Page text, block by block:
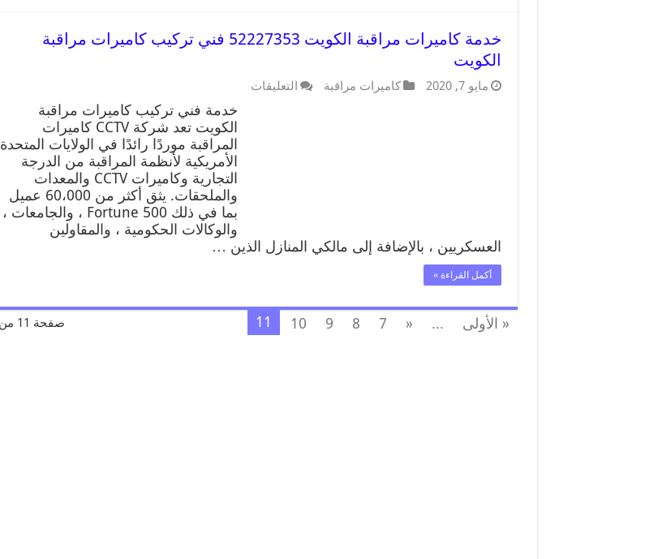
خدمة كاميرات مراقبة الكويت 52227353 فني تركيب كاميرات مراقبة
الكويت
مايو 7, 2020 كاميرات مراقبة التعليقات
خدمة فني تركيب كاميرات مراقبة
الكويت تعد شركة CCTV كاميرات
المراقبة موردًا رائدًا في الولايات المتحدة
الأمريكية لأنظمة المراقبة من الدرجة
التجارية وكاميرات CCTV والمعدات
والملحقات. يثق أكثر من 60،000 عميل
بما في ذلك Fortune 500 ، والجامعات ،
والوكالات الحكومية ، والمقاولين
العسكريين ، بالإضافة إلى مالكي المنازل الذين …
أكمل القراءة »
صفحة 11 من 11 « الأولى ...
«
7
8
9
10
11